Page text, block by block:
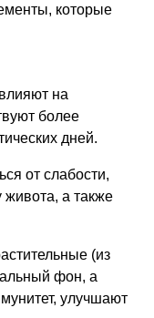
которые
на
более
дней.
от слабости,
живота, а также
(из
фон, а
улучшают